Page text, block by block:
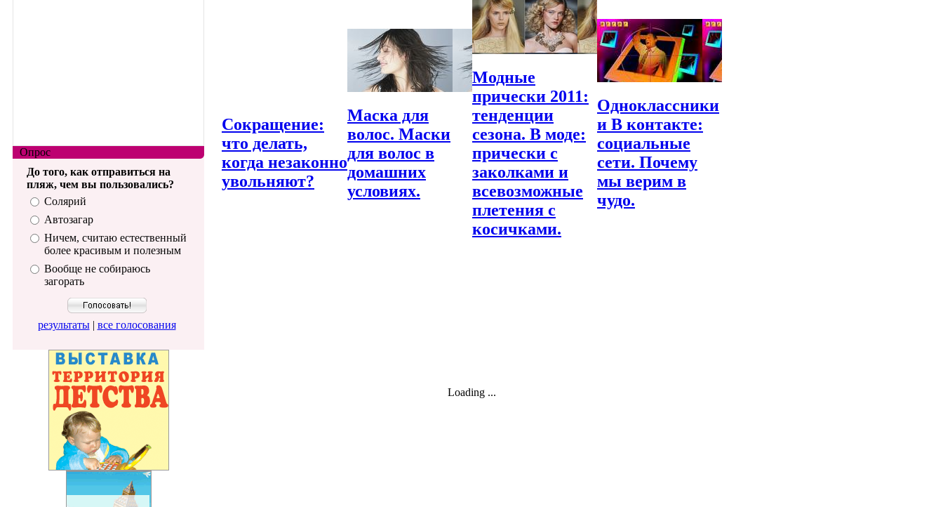
Опрос
До того, как отправиться на
пляж, чем вы пользовались?
Солярий
Автозагар
Ничем, считаю естественный
более красивым и полезным
Вообще не собираюсь
загорать
результаты| все голосования
Сокращение:
что делать,
когда незаконно
увольняют?
Маска для
волос. Маски
для волос в
домашних
условиях.
Модные
прически 2011:
тенденции
сезона. В моде:
прически с
заколками и
всевозможные
плетения с
косичками.
Одноклассники
и В контакте:
социальные
сети. Почему
мы верим в
чудо.
Loading ...